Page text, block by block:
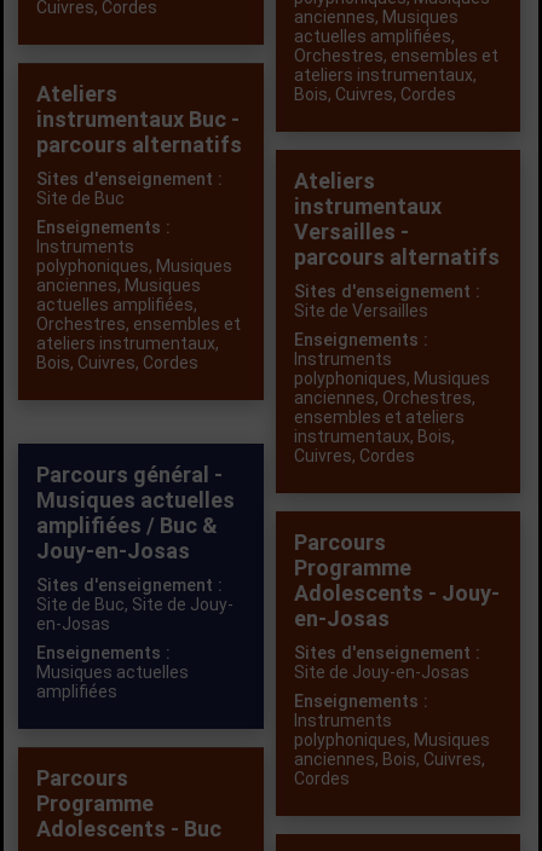
Cuivres, Cordes
anciennes, Musiques
actuelles amplifiées,
Orchestres, ensembles et
ateliers instrumentaux,
Bois, Cuivres, Cordes
Ateliers
instrumentaux Buc -
parcours alternatifs
Sites d'enseignement :
Site de Buc
Enseignements :
Instruments
polyphoniques, Musiques
anciennes, Musiques
actuelles amplifiées,
Orchestres, ensembles et
ateliers instrumentaux,
Bois, Cuivres, Cordes
Ateliers
instrumentaux
Versailles -
parcours alternatifs
Sites d'enseignement :
Site de Versailles
Enseignements :
Instruments
polyphoniques, Musiques
anciennes, Orchestres,
ensembles et ateliers
instrumentaux, Bois,
Cuivres, Cordes
Parcours général -
Musiques actuelles
amplifiées / Buc &
Jouy-en-Josas
Sites d'enseignement :
Site de Buc, Site de Jouy-
en-Josas
Enseignements :
Musiques actuelles
amplifiées
Parcours
Programme
Adolescents - Jouy-
en-Josas
Sites d'enseignement :
Site de Jouy-en-Josas
Enseignements :
Instruments
polyphoniques, Musiques
anciennes, Bois, Cuivres,
Cordes
Parcours
Programme
Adolescents - Buc